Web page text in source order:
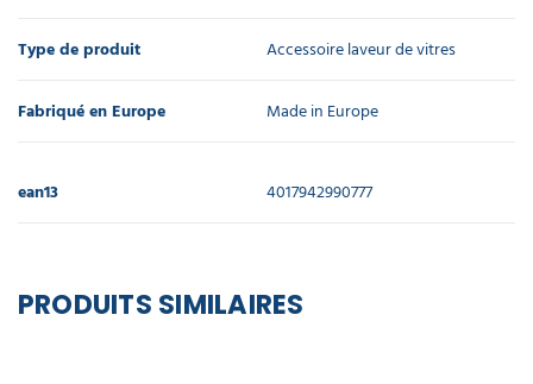
Type de produit Accessoire laveur de vitres
Fabriqué en Europe Made in Europe
ean13 4017942990777
PRODUITS SIMILAIRES